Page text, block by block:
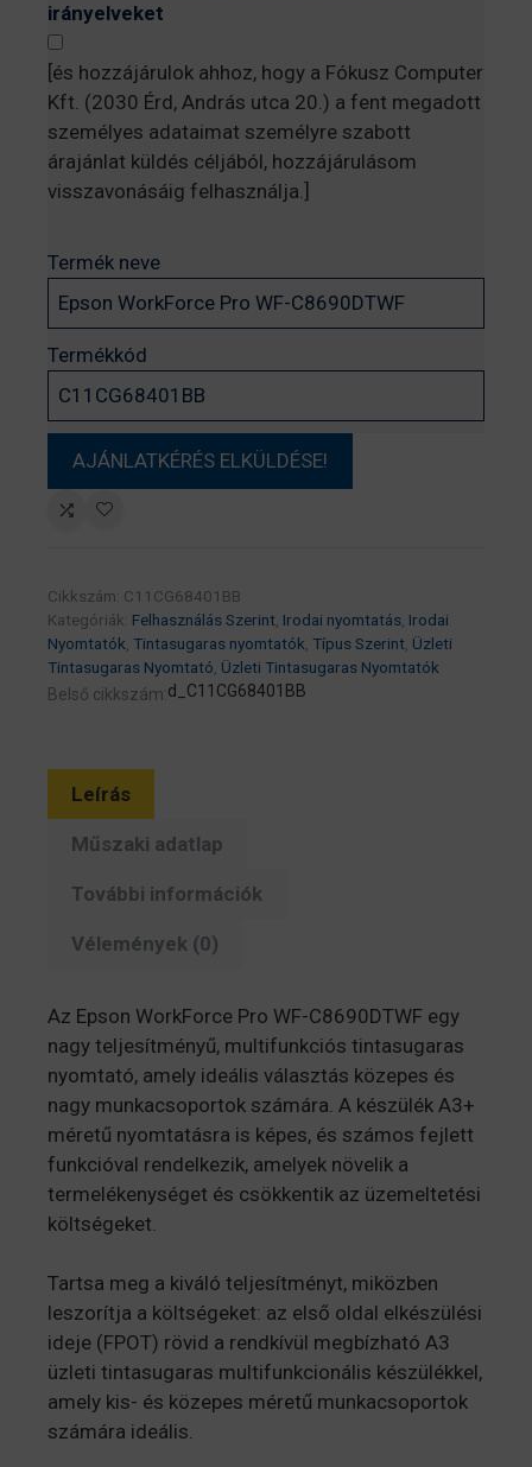
irányelveket
[és hozzájárulok ahhoz, hogy a Fókusz Computer
Kft. (2030 Érd, András utca 20.) a fent megadott
személyes adataimat személyre szabott
árajánlat küldés céljából, hozzájárulásom
visszavonásáig felhasználja.]
Termék neve
Termékkód
Cikkszám: C11CG68401BB
Kategóriák: Felhasználás Szerint, Irodai nyomtatás, Irodai
Nyomtatók, Tintasugaras nyomtatók, Típus Szerint, Üzleti
Tintasugaras Nyomtató, Üzleti Tintasugaras Nyomtatók
Belső cikkszám:d_C11CG68401BB
Leírás
Műszaki adatlap
További információk
Vélemények (0)
Az Epson WorkForce Pro WF-C8690DTWF egy
nagy teljesítményű, multifunkciós tintasugaras
nyomtató, amely ideális választás közepes és
nagy munkacsoportok számára. A készülék A3+
méretű nyomtatásra is képes, és számos fejlett
funkcióval rendelkezik, amelyek növelik a
termelékenységet és csökkentik az üzemeltetési
költségeket.
Tartsa meg a kiváló teljesítményt, miközben
leszorítja a költségeket: az első oldal elkészülési
ideje (FPOT) rövid a rendkívül megbízható A3
üzleti tintasugaras multifunkcionális készülékkel,
amely kis- és közepes méretű munkacsoportok
számára ideális.